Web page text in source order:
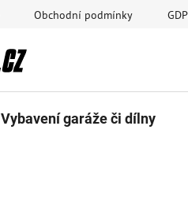
Obchodní podmínky
Vybavení garáže či dílny